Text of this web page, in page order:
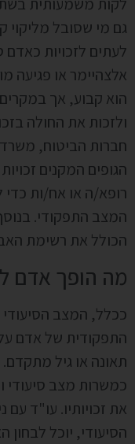
לקות משמעותית
גם מי שסובל מליקוי
לעתים לזכויות כאדם
אלצהיימר או פגיעה
הוא קבוע, אך במקרים
ולזכות את החולה
חברות הביטוח,
הגופים המקנים
רופא/ה או אח/ות
המצב התפקודי.
הכולל את רשימת
מה הופך אדם
ככלל, המצב
התפקודית של אדם
תאונה או גיל
כמשרות מצב סיעודי
את זכויותיו. עו"ד עם
הסיעודי, יוכל